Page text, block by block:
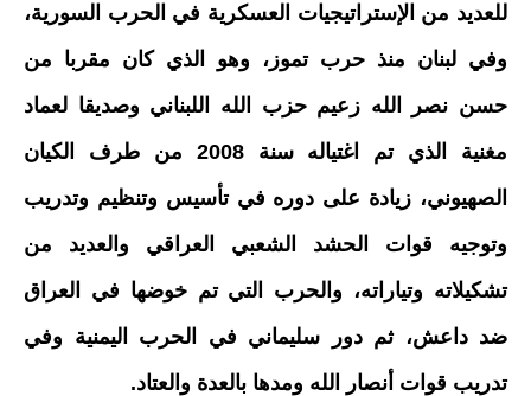
للعديد من الإستراتيجيات العسكرية في الحرب السورية،
وفي لبنان منذ حرب تموز، وهو الذي كان مقربا من
حسن نصر الله زعيم حزب الله اللبناني وصديقا لعماد
مغنية الذي تم اغتياله سنة 2008 من طرف الكيان
الصهيوني، زيادة على دوره في تأسيس وتنظيم وتدريب
وتوجيه قوات الحشد الشعبي العراقي والعديد من
تشكيلاته وتياراته، والحرب التي تم خوضها في العراق
ضد داعش، ثم دور سليماني في الحرب اليمنية وفي
تدريب قوات أنصار الله ومدها بالعدة والعتاد.